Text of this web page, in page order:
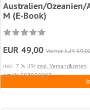
Australien/Ozeanien/
M (E-Book)
EUR 49,00 Vorher EUR
inkl. 7 % USt zzgl. Versandkosten
Art.Nr. 387858097